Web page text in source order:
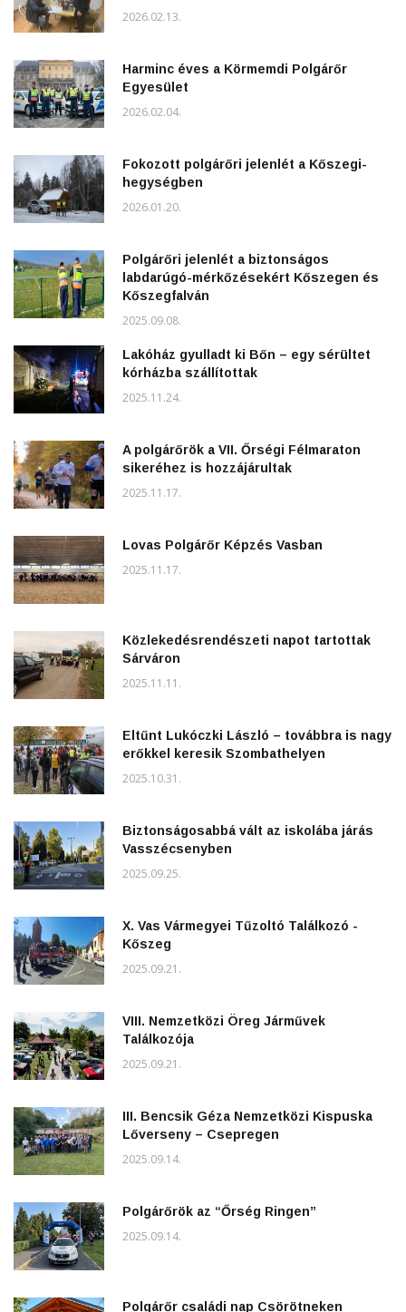
2026.02.13.
Harminc éves a Körmemdi Polgárőr
Egyesület
2026.02.04.
Fokozott polgárőri jelenlét a Kőszegi-
hegységben
2026.01.20.
Polgárőri jelenlét a biztonságos
labdarúgó-mérkőzésekért Kőszegen és
Kőszegfalván
2025.09.08.
Lakóház gyulladt ki Bőn – egy sérültet
kórházba szállítottak
2025.11.24.
A polgárőrök a VII. Őrségi Félmaraton
sikeréhez is hozzájárultak
2025.11.17.
Lovas Polgárőr Képzés Vasban
2025.11.17.
Közlekedésrendészeti napot tartottak
Sárváron
2025.11.11.
Eltűnt Lukóczki László – továbbra is nagy
erőkkel keresik Szombathelyen
2025.10.31.
Biztonságosabbá vált az iskolába járás
Vasszécsenyben
2025.09.25.
X. Vas Vármegyei Tűzoltó Találkozó -
Kőszeg
2025.09.21.
VIII. Nemzetközi Öreg Járművek
Találkozója
2025.09.21.
III. Bencsik Géza Nemzetközi Kispuska
Lőverseny – Csepregen
2025.09.14.
Polgárőrök az “Őrség Ringen”
2025.09.14.
Polgárőr családi nap Csörötneken